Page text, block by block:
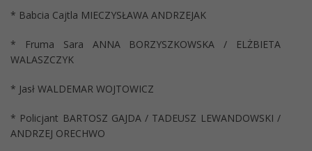
* Babcia Cajtla MIECZYSŁAWA ANDRZEJAK
* Fruma Sara ANNA BORZYSZKOWSKA / ELŻBIETA
WALASZCZYK
* Jasł WALDEMAR WOJTOWICZ
* Policjant BARTOSZ GAJDA / TADEUSZ LEWANDOWSKI /
ANDRZEJ ORECHWO